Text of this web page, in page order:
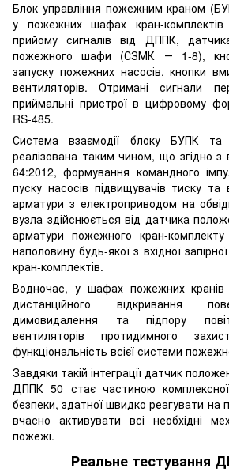
Блок управління пожежним краном
у пожежних шафах кран-
прийому сигналів від ДППК,
пожежного шафи (СЗМК ― 1-8),
запуску пожежних насосів, кнопки
вентиляторів. Отримані сигнали
приймальні пристрої в цифровому
RS-485.
Система взаємодії блоку БУПК
реалізована таким чином, що згідно
64:2012, формування командного
пуску насосів підвищувачів тиску та
арматури з електроприводом на
вузла здійснюється від датчика
арматури пожежного кран-комплекту
наполовину будь-якої з вхідної
кран-комплектів.
Водночас, у шафах пожежних кранів
дистанційного відкривання
димовидалення та підпору
вентиляторів протидимного
функціональність всієї системи
Завдяки такій інтеграції датчик
ДППК 50 стає частиною
безпеки, здатної швидко реагувати на
вчасно активувати всі необхідні
пожежі.
Реальне тестування